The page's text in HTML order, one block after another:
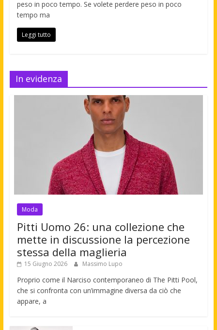
peso in poco tempo. Se volete perdere peso in poco
tempo ma
Leggi tutto
In evidenza
Moda
Pitti Uomo 26: una collezione che
mette in discussione la percezione
stessa della maglieria
15 Giugno 2026 Massimo Lupo
Proprio come il Narciso contemporaneo di The Pitti Pool,
che si confronta con un’immagine diversa da ciò che
appare, a